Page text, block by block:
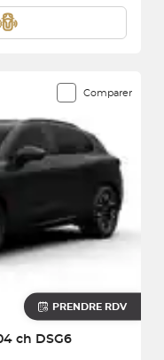
Comparer
PRENDRE RDV
ch DSG6